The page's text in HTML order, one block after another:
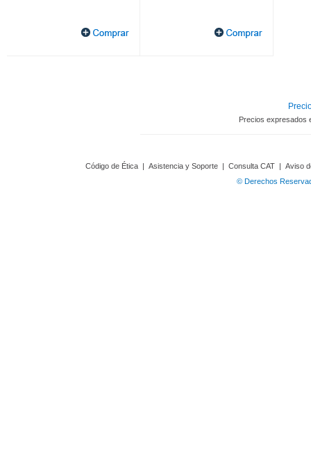
Precios expresados
Código de Ética | Asistencia y Soporte | Consulta CAT | Aviso
© Derechos